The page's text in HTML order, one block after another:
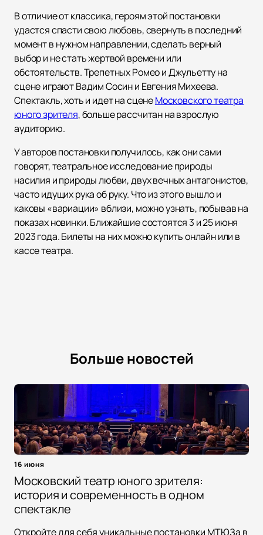
В отличие от классика, героям этой постановки
удастся спасти свою любовь, свернуть в последний
момент в нужном направлении, сделать верный
выбор и не стать жертвой времени или
обстоятельств. Трепетных Ромео и Джульетту на
сцене играют Вадим Сосин и Евгения Михеева.
Спектакль, хоть и идет на сценеМосковского театра
юного зрителя, больше рассчитан на взрослую
аудиторию.
У авторов постановки получилось, как они сами
говорят, театральное исследование природы
насилия и природы любви, двух вечных антагонистов,
часто идущих рука об руку. Что из этого вышло и
каковы «вариации» вблизи, можно узнать, побывав на
показах новинки. Ближайшие состоятся 3 и 25 июня
2023 года. Билеты на них можно купить онлайн или в
кассе театра.
Больше новостей
16 июня
Московский театр юного зрителя:
история и современность в одном
спектакле
Откройте для себя уникальные постановки МТЮЗа в